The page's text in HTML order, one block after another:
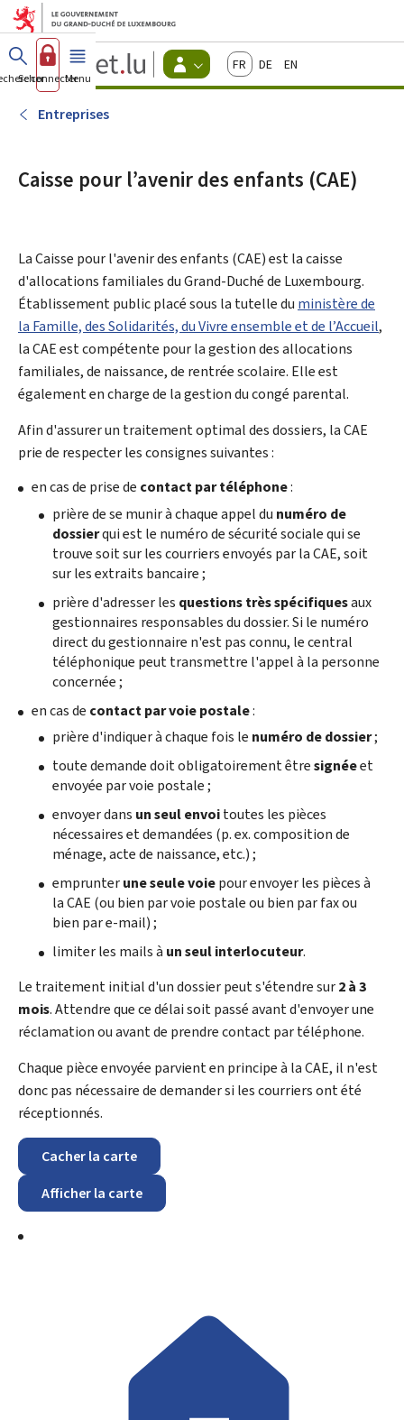
Aller au menu principal
Aller au contenu
Guichet.lu
Changer
d'espace
FrançaisDeutschEnglish
Se connecterMenu principal
Entreprises
Caisse pour l’avenir des enfants (CAE)
LaCaisse pour l'avenir des enfants (CAE) est la caisse
d'allocations familiales du Grand-Duché de Luxembourg.
Établissement public placé sous la tutelle du ministère de
la Famille, des Solidarités, du Vivre ensemble et de l’Accueil,
la CAE est compétente pour la gestion des allocations
familiales, de naissance, de rentrée scolaire. Elle est
également en charge de la gestion du congé parental.
Afin d'assurer un traitement optimal des dossiers, la CAE
prie de respecter les consignes suivantes :
en cas de prise de contact par téléphone:
prière de se munir à chaque appel du numéro de
dossierqui est le numéro de sécurité sociale qui se
trouve soit sur les courriers envoyés par la CAE, soit
sur les extraits bancaire ;
prière d'adresser les questions très spécifiquesaux
gestionnaires responsables du dossier. Si le numéro
direct du gestionnaire n'est pas connu, le central
téléphonique peut transmettre l'appel à la personne
concernée ;
en cas de contact par voie postale:
prière d'indiquer à chaque fois le numéro de dossier;
toute demande doit obligatoirement êtresignéeet
envoyée par voie postale ;
envoyer dans un seul envoitoutes les pièces
nécessaires et demandées (p. ex. composition de
ménage, acte de naissance, etc.) ;
emprunterune seule voiepour envoyer les pièces à
la CAE (ou bien par voie postale ou bien par fax ou
bien par e-mail) ;
limiter les mails à un seul interlocuteur.
Le traitement initial d'un dossier peut s'étendre sur2 à 3
mois. Attendre que ce délai soit passé avant d'envoyer une
réclamation ou avant de prendre contact par téléphone.
Chaque pièce envoyée parvient en principe à la CAE, il n'est
donc pas nécessaire de demander si les courriers ont été
réceptionnés.
Cacher la carte
Afficher la carte